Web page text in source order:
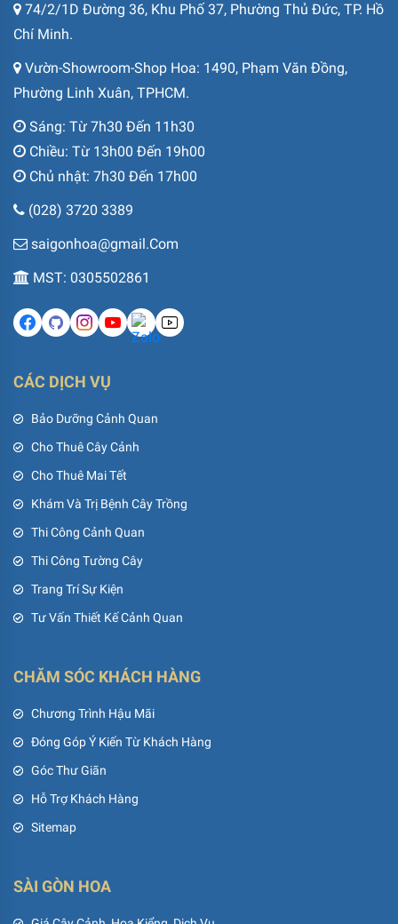
74/2/1D Đường 36, Khu Phố 37, Phường Thủ Đức, TP. Hồ
Chí Minh.
Vườn-Showroom-Shop Hoa: 1490, Phạm Văn Đồng,
Phường Linh Xuân, TPHCM.
Sáng: Từ 7h30 Đến 11h30
Chiều: Từ 13h00 Đến 19h00
Chủ nhật: 7h30 Đến 17h00
(028) 3720 3389
saigonhoa@gmail.Com
MST: 0305502861
CÁC DỊCH VỤ
Bảo Dưỡng Cảnh Quan
Cho Thuê Cây Cảnh
Cho Thuê Mai Tết
Khám Và Trị Bệnh Cây Trồng
Thi Công Cảnh Quan
Thi Công Tường Cây
Trang Trí Sự Kiện
Tư Vấn Thiết Kế Cảnh Quan
CHĂM SÓC KHÁCH HÀNG
Chương Trình Hậu Mãi
Đóng Góp Ý Kiến Từ Khách Hàng
Góc Thư Giãn
Hỗ Trợ Khách Hàng
Sitemap
SÀI GÒN HOA